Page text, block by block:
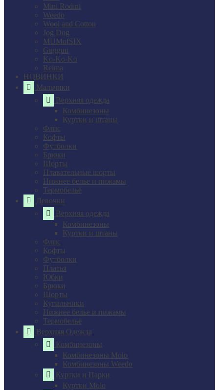
Mini Rodini
Weedo
Wool and Cotton
Jog Dog
MUMofSIX
Gugguu
Ko-Ko-Ko
Reima
НОВИНКИ
Мальчики
Верхняя одежда
Комбинезоны
Куртки и штаны
Флис
Кофты
Футболки
Брюки
Шорты
Плавательные шорты
Нижнее белье и пижамы
Термобельё
Девочки
Верхняя одежда
Комбинезоны
Куртки и штаны
Флис
Кофты
Футболки
Платья
Юбки
Брюки
Шорты
Купальники
Нижнее белье и пижамы
Термобельё
Верхняя Одежда
Комбинезоны
Комбинезоны Molo
Комбинезоны Weedo
Куртки и Парки
Куртки Molo